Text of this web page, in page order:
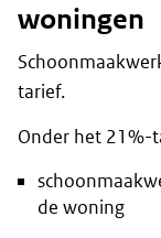
woningen
tarief.
Onder het 21%-
de woning